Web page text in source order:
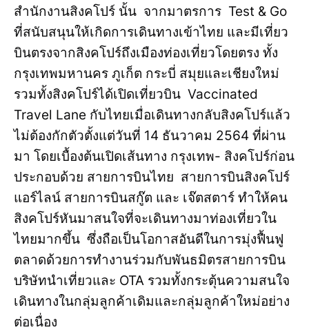
สำนักงานสิงคโปร์ นั้น จากมาตรการ Test & Go
ที่สนับสนุนให้เกิดการเดินทางเข้าไทย และมีเที่ยว
บินตรงจากสิงคโปร์ถึงเมืองท่องเที่ยวโดยตรง ทั้ง
กรุงเทพมหานคร ภูเก็ต กระบี่ สมุยและเชียงใหม่
รวมทั้งสิงคโปร์ได้เปิดเที่ยวบิน Vaccinated
Travel Lane กับไทยเมื่อเดินทางกลับสิงคโปร์แล้ว
ไม่ต้องกักตัวตั้งแต่วันที่ 14 ธันวาคม 2564 ที่ผ่าน
มา โดยเบื้องต้นเปิดเส้นทาง กรุงเทพ- สิงคโปร์ก่อน
ประกอบด้วย สายการบินไทย สายการบินสิงคโปร์
แอร์ไลน์ สายการบินสกู๊ต และ เจ๊ตสตาร์ ทำให้คน
สิงคโปร์หันมาสนใจที่จะเดินทางมาท่องเที่ยวใน
ไทยมากขึ้น ซึ่งถือเป็นโอกาสอันดีในการมุ่งฟื้นฟู
ตลาดด้วยการทำงานร่วมกับพันธมิตรสายการบิน
บริษัทนำเที่ยวและ OTA รวมทั้งกระตุ้นความสนใจ
เดินทางในกลุ่มลูกค้าเดิมและกลุ่มลูกค้าใหม่อย่าง
ต่อเนื่อง